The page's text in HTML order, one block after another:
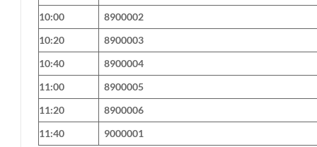
10:00
8900002
10:20
8900003
10:40
8900004
11:00
8900005
11:20
8900006
11:40
9000001